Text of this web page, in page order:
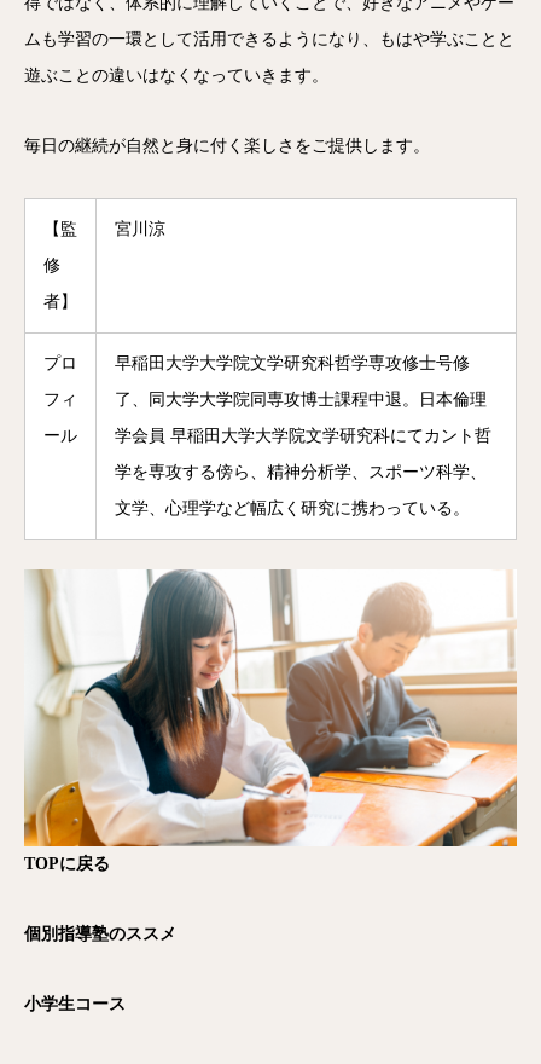
ムも学習の一環として活用できるようになり、もはや学ぶことと
遊ぶことの違いはなくなっていきます。
毎日の継続が自然と身に付く楽しさをご提供します。
【監
修
者】
宮川涼
プロ
フィ
ール
早稲田大学大学院文学研究科哲学専攻修士号修
了、同大学大学院同専攻博士課程中退。日本倫理
学会員 早稲田大学大学院文学研究科にてカント哲
学を専攻する傍ら、精神分析学、スポーツ科学、
文学、心理学など幅広く研究に携わっている。
TOPに戻る
個別指導塾のススメ
小学生コース